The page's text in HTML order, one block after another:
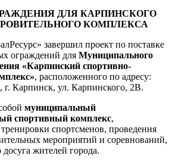
ДЛЯ КАРПИНСКОГО
КОМПЛЕКСА
завершил проект по поставке
ограждений для Муниципального
«Карпинский спортивно-
, расположенного по адресу:
г. Карпинск, ул. Карпинского, 2В.
муниципальный
спортивный комплекс,
спортсменов, проведения
мероприятий и соревнований,
жителей города.